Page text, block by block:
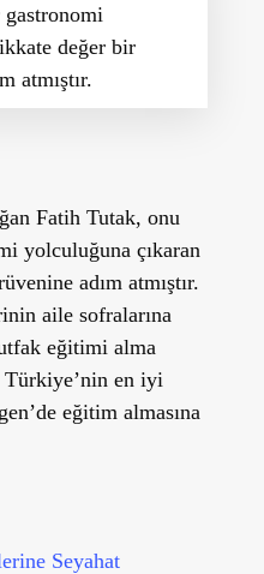
gastronomi
değer bir
atmıştır.
Fatih Tutak, onu
yolculuğuna çıkaran
adım atmıştır.
aile sofralarına
eğitimi alma
en iyi
eğitim almasına
Seyahat